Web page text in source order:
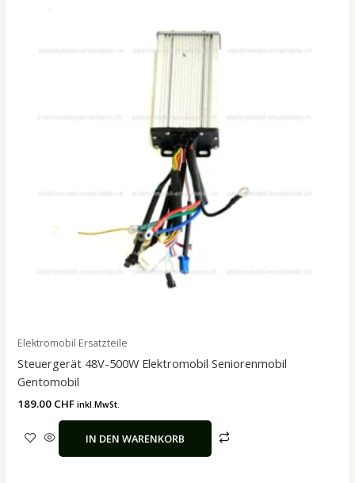
Elektromobil Ersatzteile
Steuergerät 48V-500W Elektromobil Seniorenmobil
Gentomobil
189.00 CHF inkl.MwSt.
IN DEN WARENKORB